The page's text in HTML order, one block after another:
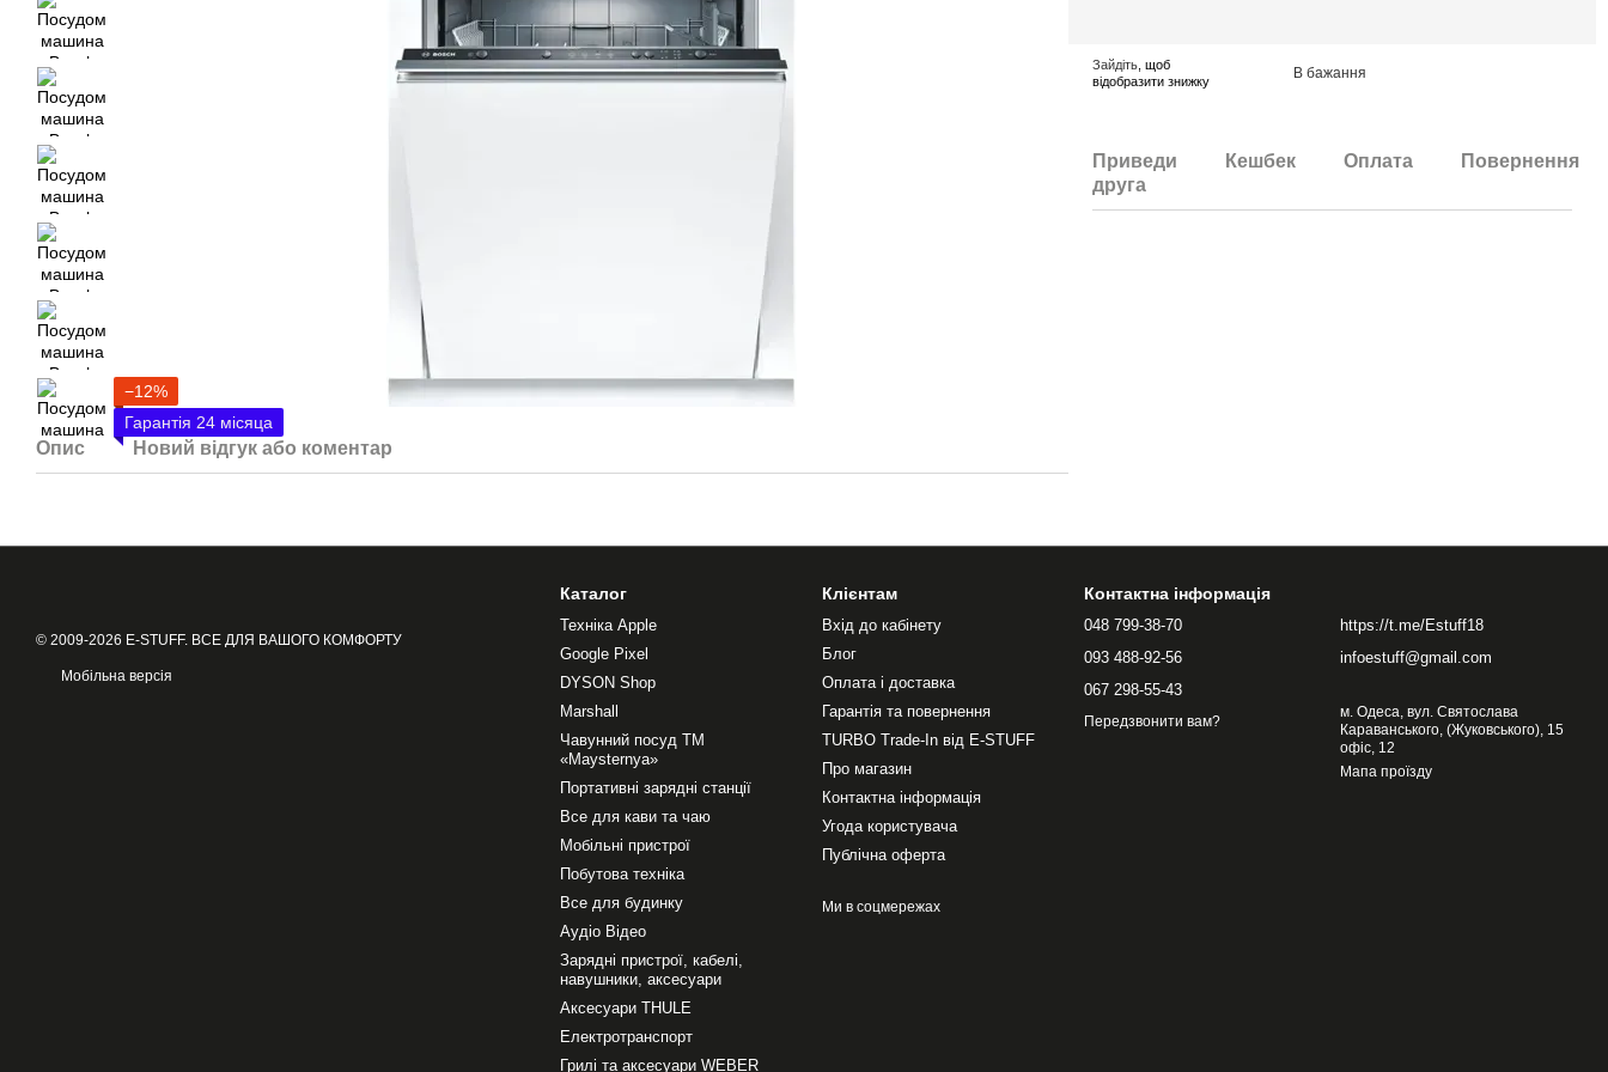
−12%
Гарантія 24 місяца
Опис Новий відгук або коментар
Зайдіть , щоб
відобразити знижку
В бажання
Приведи
друга
Кешбек Оплата Повернення
© 2009-2026 E-STUFF. ВСЕ ДЛЯ ВАШОГО КОМФОРТУ
Мобільна версія
Каталог
Техніка Apple
Google Pixel
DYSON Shop
Marshall
Чавунний посуд ТМ
«Maysternya»
Портативні зарядні станції
Все для кави та чаю
Мобільні пристрої
Побутова техніка
Все для будинку
Аудіо Відео
Зарядні пристрої, кабелі,
навушники, аксесуари
Аксесуари THULE
Електротранспорт
Грилі та аксесуари WEBER
Клієнтам
Вхід до кабінету
Блог
Оплата і доставка
Гарантія та повернення
TURBO Trade-In від E-STUFF
Про магазин
Контактна інформація
Угода користувача
Публічна оферта
Ми в соцмережах
Контактна інформація
048 799-38-70
093 488-92-56
067 298-55-43
Передзвонити вам?
https://t.me/Estuff18
infoestuff@gmail.com
м. Одеса, вул. Святослава
Караванського, (Жуковського), 15
офіс, 12
Мапа проїзду